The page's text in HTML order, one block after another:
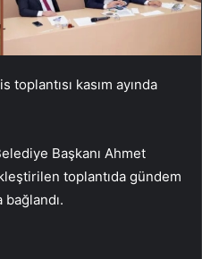
kasım ayında
Başkanı Ahmet
toplantıda gündem